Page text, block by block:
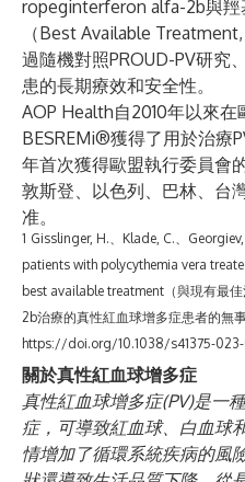
ropeginterferon alfa-2b與羥
（Best Available
過隨機對照PROUD-PV研究
患的長期療效和安全性。
AOP Health自2010年以來
BESREMi®獲得了用於治療
年首次獲得歐盟執行委員會
敦斯登、以色列、巴林、台
准。
1 Gisslinger, H.、Klade, C.、
patients with polycythemia vera
best available treatment（與現有最
2b治療的真性紅血球增多症患者的無
https://doi.org/10.1038/s41375-
關於真性紅血球增多症
真性紅血球增多症(PV)是一
症，可導致紅血球、白血球
情增加了循環系統疾病的風